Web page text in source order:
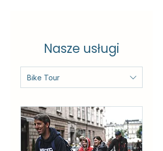
Nasze usługi
Bike Tour